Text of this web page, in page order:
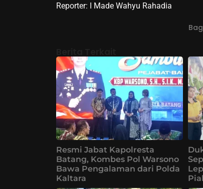
Reporter: I Made Wahyu Rahadia
Resmi Jabat Kapolresta
Batang, Kombes Pol Warsono
Bawa Pengalaman dari Polda
Kaltara